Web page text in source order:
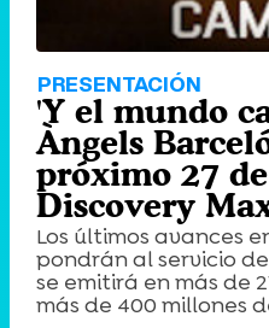
PRESENTACIÓN
'Y el mundo
Àngels
próximo 27
Discovery
Los últimos avances
pondrán al servicio
se emitirá en más de
más de 400 millones